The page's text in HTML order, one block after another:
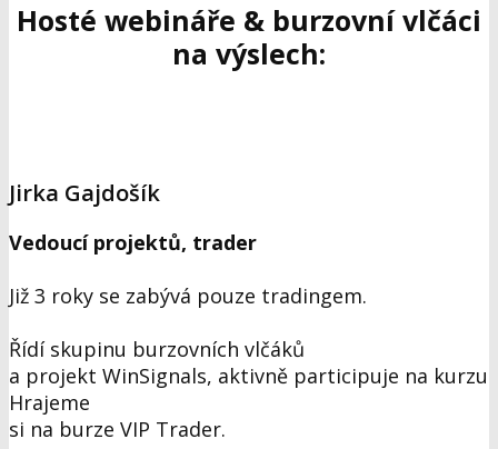
Hosté webináře & burzovní vlčáci
na výslech:
Jirka Gajdošík
Vedoucí projektů, trader
Již 3 roky se zabývá pouze tradingem.
Řídí skupinu burzovních vlčáků
a projekt WinSignals, aktivně participuje na kurzu
Hrajeme
si na burze VIP Trader.